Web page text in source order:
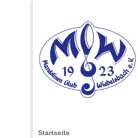
Startseite